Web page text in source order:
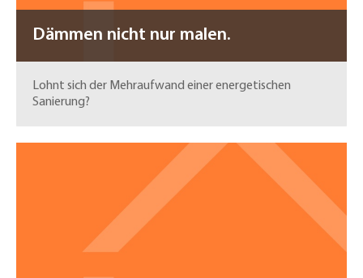
Dämmen nicht nur malen.
Lohnt sich der Mehraufwand einer energetischen
Sanierung?